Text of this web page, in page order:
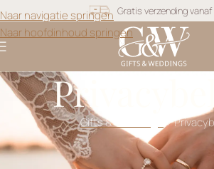
Naar navigatie springen
Naar hoofdinhoud springen
Gratis verzending vanaf
Snel geleverd
Gratis personalisatie
Gifts & Weddings >
Laatst bijgewerkt: juli 2025